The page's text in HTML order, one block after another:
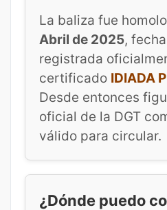
La baliza fue
Abril de 2025,
registrada
certificado IDIADA
Desde entonces
oficial de la DGT
válido para circular.
¿Dónde puedo